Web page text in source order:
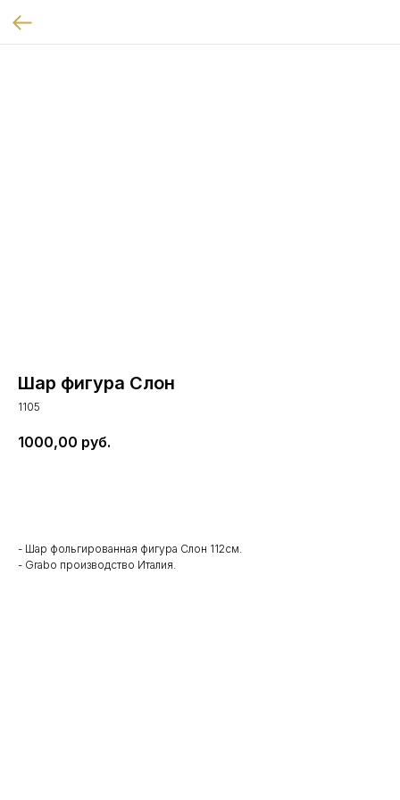
Шар фигура Слон
1105
1000,00 руб.
- Шар фольгированная фигура Слон 112см.
- Grabo производство Италия.